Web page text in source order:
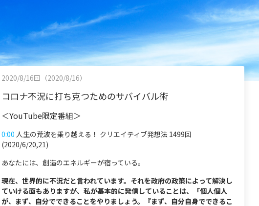
2020/8/16回（2020/8/16）
コロナ不況に打ち克つためのサバイバル術
＜YouTube限定番組＞
0:00 人生の荒波を乗り越える！ クリエイティブ発想法 1499回
(2020/6/20,21)
あなたには、創造のエネルギーが宿っている。
現在、世界的に不況だと言われています。それを政府の政策によって解決し
ていける面もありますが、私が基本的に発信していることは、「個人個人
が、まず、自分でできることをやりましょう。『まず、自分自身でできるこ